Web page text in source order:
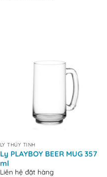
LY THỦY TINH
Ly PLAYBOY BEER MUG 357
ml
Liên hệ đặt hàng